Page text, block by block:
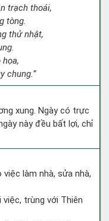
trạch thoái,
tòng.
thử nhật,
chung.”
xung. Ngày có trực
này đều bất lợi, chỉ
làm nhà, sửa nhà,
trùng với Thiên